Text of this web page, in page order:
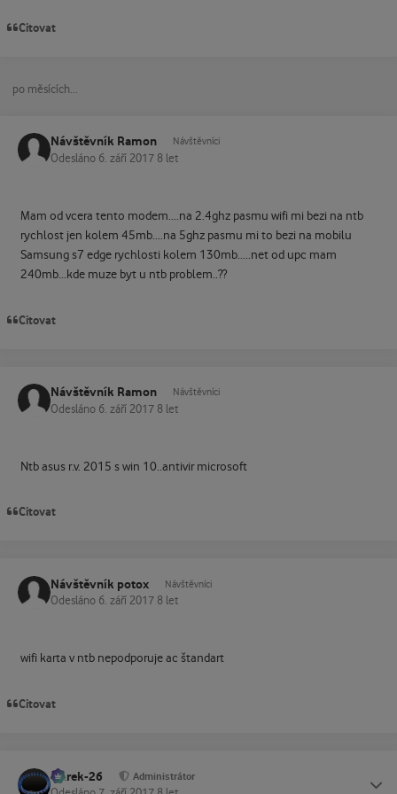
Citovat
po měsících...
Návštěvník Ramon Návštěvníci
Odesláno 6. září 2017 8 let
Mam od vcera tento modem....na 2.4ghz pasmu wifi mi bezi na ntb
rychlost jen kolem 45mb....na 5ghz pasmu mi to bezi na mobilu
Samsung s7 edge rychlosti kolem 130mb.....net od upc mam
240mb...kde muze byt u ntb problem..??
Citovat
Návštěvník Ramon Návštěvníci
Odesláno 6. září 2017 8 let
Ntb asus r.v. 2015 s win 10..antivir microsoft
Citovat
Návštěvník potox Návštěvníci
Odesláno 6. září 2017 8 let
wifi karta v ntb nepodporuje ac štandart
Citovat
Marek-26 Administrátor